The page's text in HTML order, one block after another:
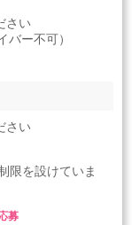
さい
ー不可）
さい
限を設けていま
募